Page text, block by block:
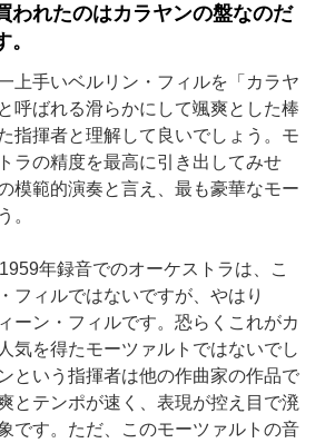
o
われたのはカラヤンの盤なのだ
上手いベルリン・フィルを「カラヤ
呼ばれる滑らかにして颯爽とした棒
指揮者と理解して良いでしょう。モ
ラの精度を最高に引き出してみせ
模範的演奏と言え、最も豪華なモー
。
年録音でのオーケストラは、こ
フィルではないですが、やはり
ーン・フィルです。恐らくこれがカ
気を得たモーツァルトではないでし
という指揮者は他の作曲家の作品で
とテンポが速く、表現が控え目で溌
です。ただ、このモーツァルトの音